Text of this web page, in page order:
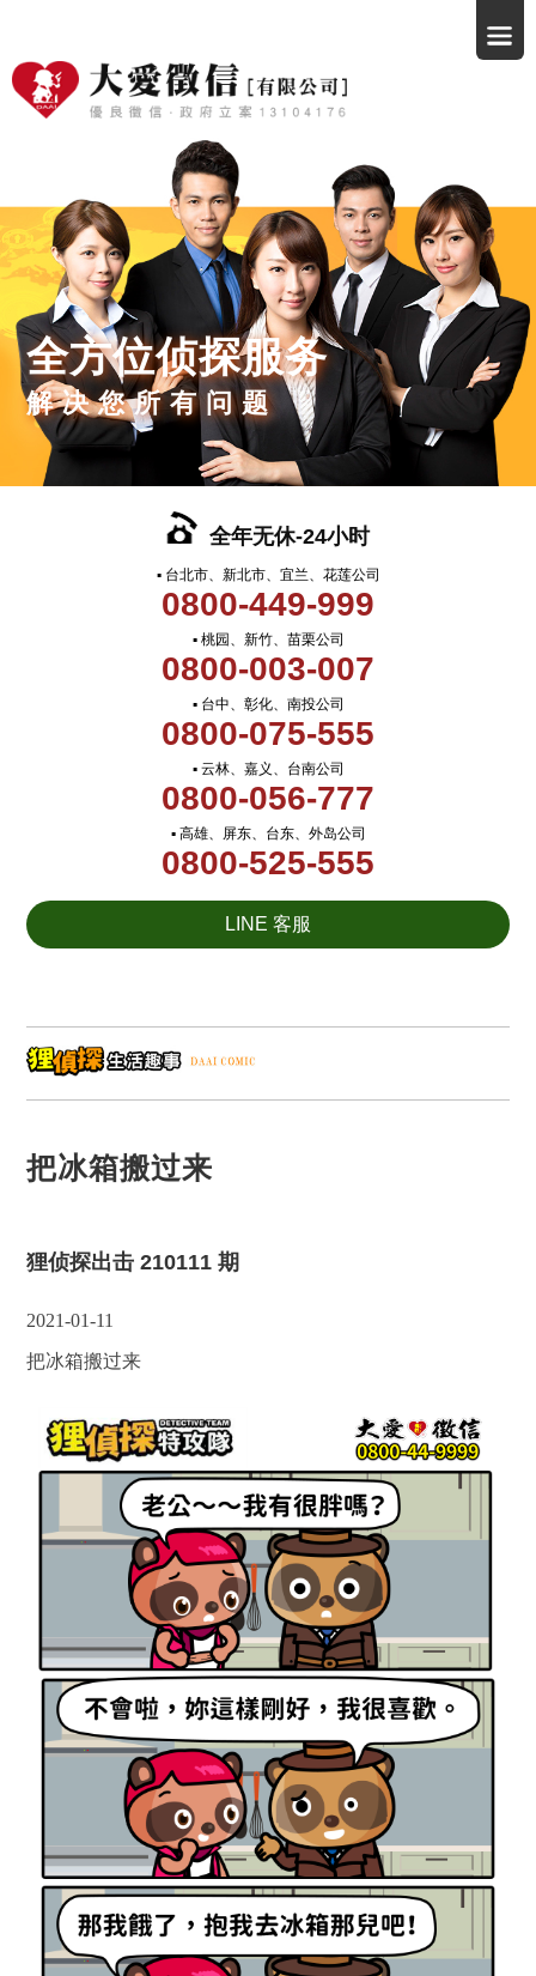
全方位侦探服务
解决您所有问题
全年无休-24小时
▪ 台北市、新北市、宜兰、花莲公司
0800-449-999
▪ 桃园、新竹、苗栗公司
0800-003-007
▪ 台中、彰化、南投公司
0800-075-555
▪ 云林、嘉义、台南公司
0800-056-777
▪ 高雄、屏东、台东、外岛公司
0800-525-555
LINE 客服
把冰箱搬过来
狸侦探出击 210111 期
2021-01-11
把冰箱搬过来